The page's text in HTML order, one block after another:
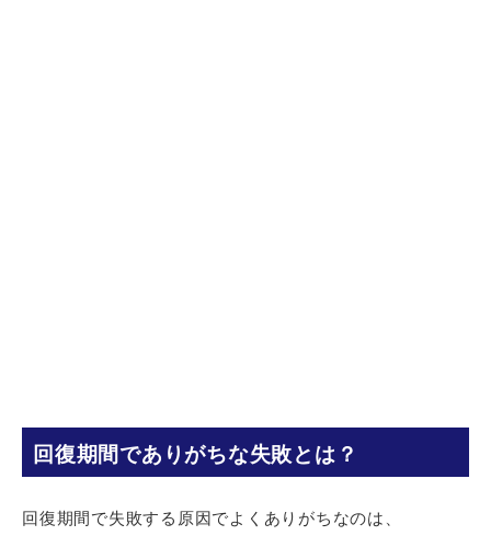
回復期間でありがちな失敗とは？
回復期間で失敗する原因でよくありがちなのは、